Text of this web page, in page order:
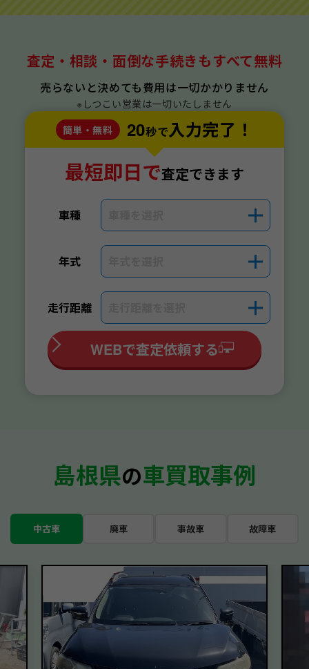
査定・相談・面倒な手続きもすべて無料
売らないと決めても費用は一切かかりません
※しつこい営業は一切いたしません
簡単・無料
20秒で入力完了！
最短即日で査定できます
車種 ＋
年式 ＋
走行距離 ＋
WEBで査定依頼する
島根県の車買取事例
中古車 廃車 事故車 故障車